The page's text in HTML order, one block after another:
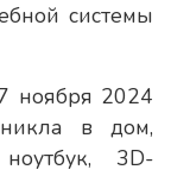
системы
ноября 2024
в дом,
3D-